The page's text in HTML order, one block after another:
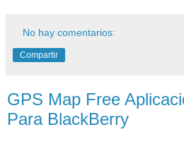
No hay comentarios:
Compartir
GPS Map Free
Para BlackBerry